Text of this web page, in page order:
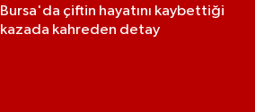
Bursa'da çiftin hayatını kaybettiği
kazada kahreden detay